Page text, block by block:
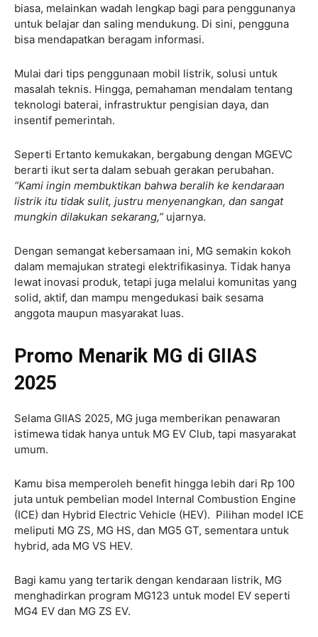
biasa, melainkan wadah lengkap bagi para penggunanya
untuk belajar dan saling mendukung. Di sini, pengguna
bisa mendapatkan beragam informasi.
Mulai dari tips penggunaan mobil listrik, solusi untuk
masalah teknis. Hingga, pemahaman mendalam tentang
teknologi baterai, infrastruktur pengisian daya, dan
insentif pemerintah.
Seperti Ertanto kemukakan, bergabung dengan MGEVC
berarti ikut serta dalam sebuah gerakan perubahan.
“Kami ingin membuktikan bahwa beralih ke kendaraan
listrik itu tidak sulit, justru menyenangkan, dan sangat
mungkin dilakukan sekarang,” ujarnya.
Dengan semangat kebersamaan ini, MG semakin kokoh
dalam memajukan strategi elektrifikasinya. Tidak hanya
lewat inovasi produk, tetapi juga melalui komunitas yang
solid, aktif, dan mampu mengedukasi baik sesama
anggota maupun masyarakat luas.
Promo Menarik MG di GIIAS
2025
Selama GIIAS 2025, MG juga memberikan penawaran
istimewa tidak hanya untuk MG EV Club, tapi masyarakat
umum.
Kamu bisa memperoleh benefit hingga lebih dari Rp 100
juta untuk pembelian model Internal Combustion Engine
(ICE) dan Hybrid Electric Vehicle (HEV). Pilihan model ICE
meliputi MG ZS, MG HS, dan MG5 GT, sementara untuk
hybrid, ada MG VS HEV.
Bagi kamu yang tertarik dengan kendaraan listrik, MG
menghadirkan program MG123 untuk model EV seperti
MG4 EV dan MG ZS EV.